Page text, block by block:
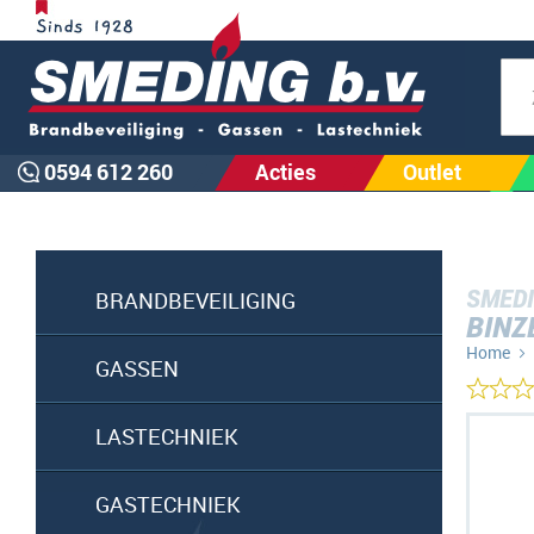
0594 612 260 Acties Outlet
BRANDBEVEILIGING
GASSEN
LASTECHNIEK
GASTECHNIEK
Home
Ga